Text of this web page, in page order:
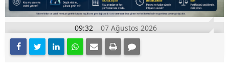
09:32 07 Ağustos 2026